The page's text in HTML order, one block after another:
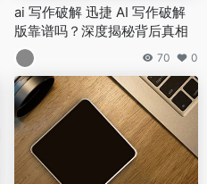
ai 写作破解 迅捷 AI 写作破解
版靠谱吗？深度揭秘背后真相
70 0